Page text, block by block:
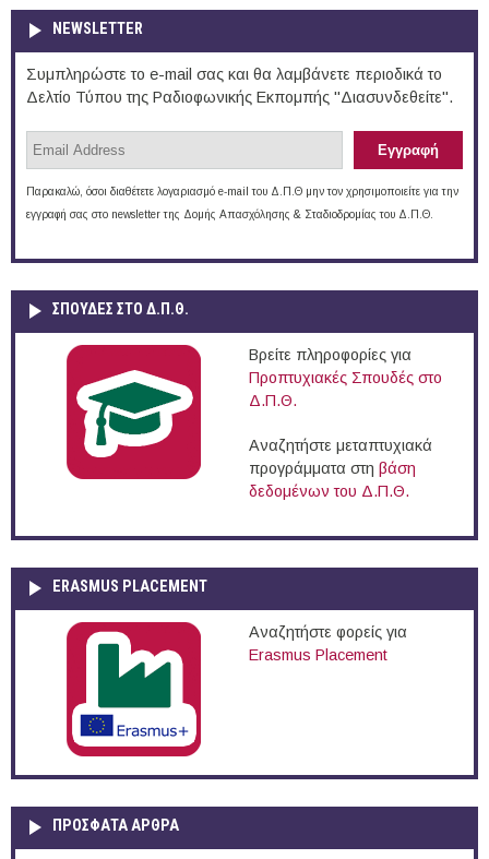
NEWSLETTER
Συμπληρώστε το e-mail σας και θα λαμβάνετε περιοδικά το
Δελτίο Τύπου της Ραδιοφωνικής Εκπομπής "Διασυνδεθείτε".
Παρακαλώ, όσοι διαθέτετε λογαριασμό e-mail του Δ.Π.Θ μην τον χρησιμοποιείτε για την
εγγραφή σας στο newsletter της Δομής Απασχόλησης & Σταδιοδρομίας του Δ.Π.Θ.
ΣΠΟΥΔΈΣ ΣΤΟ Δ.Π.Θ.
Βρείτε πληροφορίες για
Προπτυχιακές Σπουδές στο
Δ.Π.Θ.
Αναζητήστε μεταπτυχιακά
προγράμματα στη βάση
δεδομένων του Δ.Π.Θ.
ERASMUS PLACEMENT
Αναζητήστε φορείς για
Erasmus Placement
ΠΡOΣΦΑΤΑ AΡΘΡΑ